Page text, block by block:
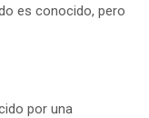
es conocido, pero
por una